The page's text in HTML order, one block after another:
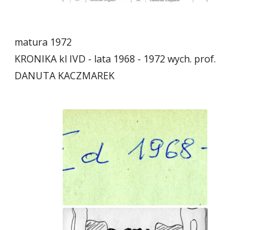
matura 1972
KRONIKA kl IVD - lata 1968 - 1972 wych. prof.
DANUTA KACZMAREK